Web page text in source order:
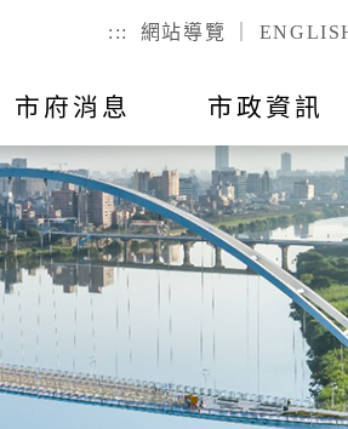
::: 網站導覽
市府消息
主題活動
市政資訊
市政會議紀錄
算 統計資訊
議員所提地
對民間團體
公有不動產標
租借 二代智慧里
育
戶政
戶籍登記申
服務時間
戶政規費收
戶籍罰鍰處
表